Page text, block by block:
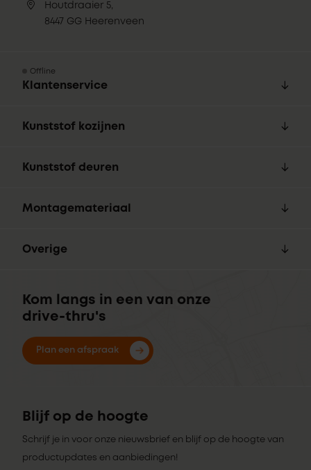
Houtdraaier 5,
8447 GG Heerenveen
Offline
Klantenservice
Kunststof kozijnen
Kunststof deuren
Montagemateriaal
Overige
Kom langs in een van onze
drive-thru's
Plan een afspraak
Blijf op de hoogte
Schrijf je in voor onze nieuwsbrief en blijf op de hoogte van
productupdates en aanbiedingen!